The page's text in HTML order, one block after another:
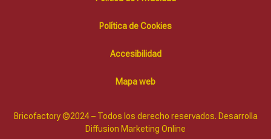
Política de Cookies
Accesibilidad
Mapa web
Bricofactory ©2024 – Todos los derecho reservados. Desarrolla
Diffusion Marketing Online